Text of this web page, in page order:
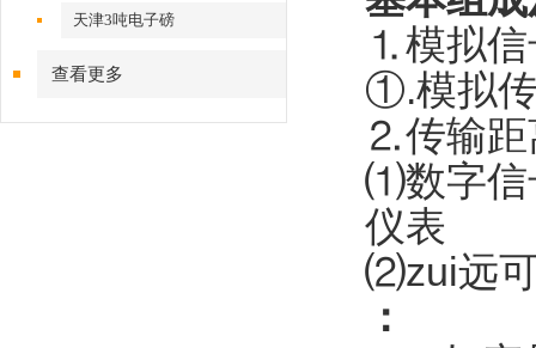
天津3吨电子磅
查看更多
⒈模拟信
①.模拟
⒉传输距
⑴数字信
仪表
⑵zui远
：